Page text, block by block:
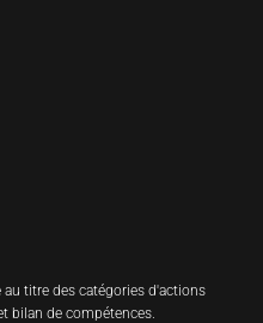
au titre des catégories d'actions
bilan de compétences.